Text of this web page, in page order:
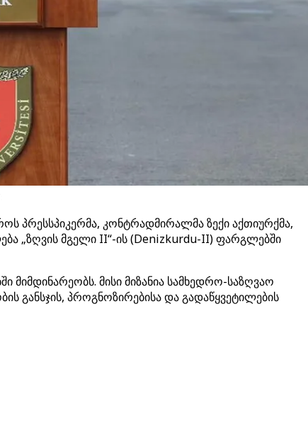
პრესსპიკერმა, კონტრადმირალმა ზექი აქთიურქმა,
„ზღვის მგელი II“-ის (Denizkurdu-II) ფარგლებში
მისი მიზანია სამხედრო-საზღვაო
განსჯის, პროგნოზირებისა და გადაწყვეტილების